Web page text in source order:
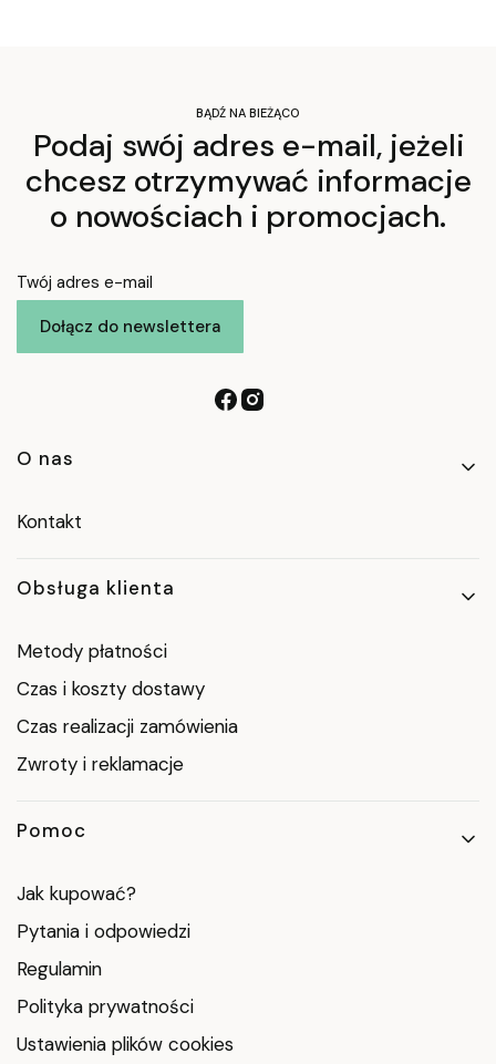
BĄDŹ NA BIEŻĄCO
Podaj swój adres e-mail, jeżeli
chcesz otrzymywać informacje
o nowościach i promocjach.
Twój adres e-mail
Dołącz do newslettera
Linki w stopce
O nas
Kontakt
Obsługa klienta
Metody płatności
Czas i koszty dostawy
Czas realizacji zamówienia
Zwroty i reklamacje
Pomoc
Jak kupować?
Pytania i odpowiedzi
Regulamin
Polityka prywatności
Ustawienia plików cookies